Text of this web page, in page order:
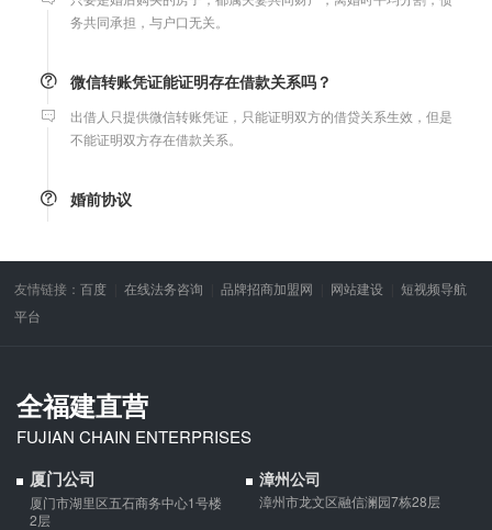
务共同承担，与户口无关。
微信转账凭证能证明存在借款关系吗？
不能证明双方存在借款关系。
婚前协议
支票有效期
友情链接：百度 在线法务咨询 品牌招商加盟网 网站建设
短视频导航
平台
全福建直营
FUJIAN CHAIN ENTERPRISES
厦门公司
厦门市湖里区五石商务中心1号楼
2层
漳州公司
漳州市龙文区融信澜园7栋28层